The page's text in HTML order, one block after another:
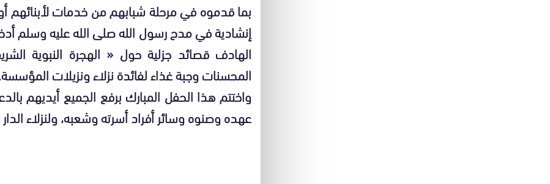
بما قدموه في مرحلة شبابهم من خدمات لأبنائهم
إنشادية في مدح رسول الله صلى الله عليه وسلم
الهادف قصائد جزلية حول « الهجرة النبوية
المحسنات وجبة غذاء لفائدة نزلاء ونزيلات
واختتم هذا الحفل المبارك برفع الجميع أيديهم
عهده وصنوه وسائر أفراد أسرته وشعبه، ولنزلاء